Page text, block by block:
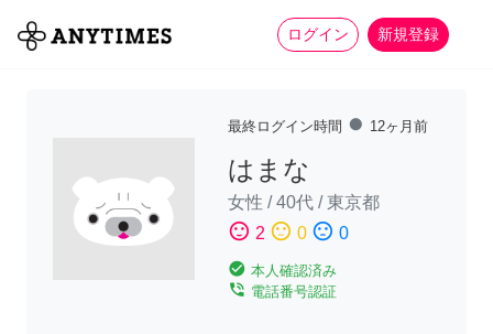
ログイン 新規登録
全て 家事 more_horiz
最終ログイン時間 fiber_manual_record 12ヶ月前
はまな
女性 /40代 /東京都
sentiment_satisfied 2 sentiment_neutral 0 sentiment_dissatisfied 0
check_circle 本人確認済み
phone_in_talk 電話番号認証